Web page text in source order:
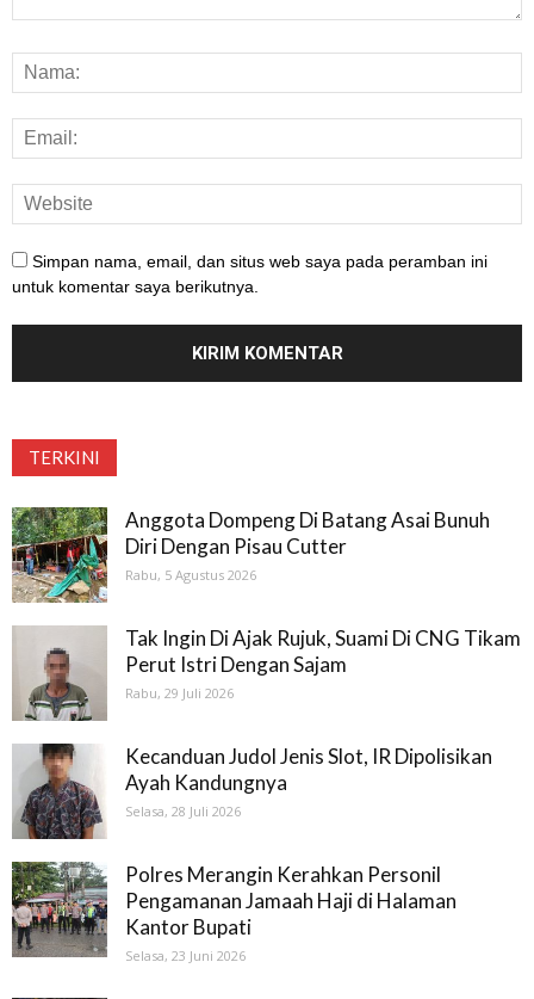
Simpan nama, email, dan situs web saya pada peramban ini
untuk komentar saya berikutnya.
TERKINI
Anggota Dompeng Di Batang Asai Bunuh
Diri Dengan Pisau Cutter
Rabu, 5 Agustus 2026
Tak Ingin Di Ajak Rujuk, Suami Di CNG Tikam
Perut Istri Dengan Sajam
Rabu, 29 Juli 2026
Kecanduan Judol Jenis Slot, IR Dipolisikan
Ayah Kandungnya
Selasa, 28 Juli 2026
Polres Merangin Kerahkan Personil
Pengamanan Jamaah Haji di Halaman
Kantor Bupati
Selasa, 23 Juni 2026